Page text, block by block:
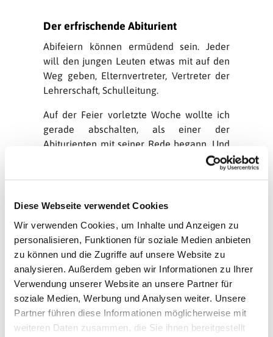
Diese Webseite verwendet Cookies
Wir verwenden Cookies, um Inhalte und Anzeigen zu
personalisieren, Funktionen für soziale Medien anbieten
zu können und die Zugriffe auf unsere Website zu
analysieren. Außerdem geben wir Informationen zu Ihrer
Verwendung unserer Website an unsere Partner für
soziale Medien, Werbung und Analysen weiter. Unsere
Partner führen diese Informationen möglicherweise mit
weiteren Daten zusammen, die Sie ihnen bereitgestellt
Der erfrischende Abiturient
Abifeiern können ermüdend sein. Jeder
will den jungen Leuten etwas mit auf den
Weg geben, Elternvertreter, Vertreter der
Lehrerschaft, Schulleitung.
Auf der Feier vorletzte Woche wollte ich
gerade abschalten, als einer der
Abiturienten mit seiner Rede begann. Und
„Wir sind hier an einem ganz
sagte dieser junge Mann, „und da ist es
doch ganz wichtig, dass wir jetzt nichts
falsch machen. Dass wir keine falsche
Entscheidung treffen, sondern alles dafür
tun, dass wir den richtigen Weg
einschlagen.“
Und ich erinnere mich genau an den
Moment, als er dann uns Zuhörer ansah